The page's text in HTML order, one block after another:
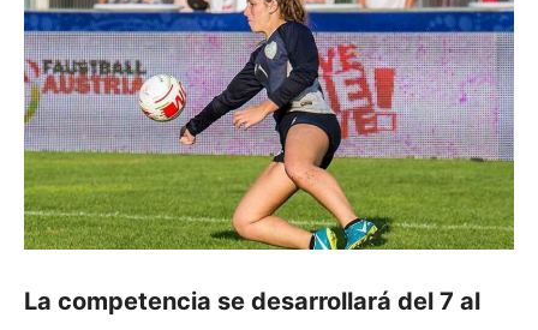
La competencia se desarrollará del 7 al